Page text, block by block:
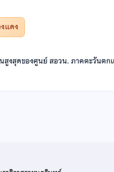
แดง
สูงสุดของศูนย์ สอวน. ภาคตะวันตก